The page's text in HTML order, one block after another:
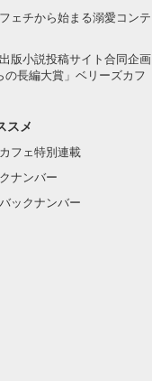
ェチから始まる溺愛コンテ
版小説投稿サイト合同企画
の長編大賞」ベリーズカフ
スメ
フェ特別連載
ナンバー
ックナンバー